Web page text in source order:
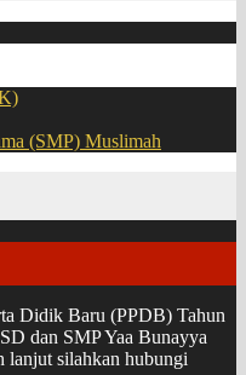
(SMP) Muslimah
Didik Baru (PPDB) Tahun
dan SMP Yaa Bunayya
lanjut silahkan hubungi